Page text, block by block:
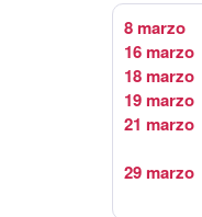
8 marzo
16 marzo
18 marzo
19 marzo
21 marzo
29 marzo